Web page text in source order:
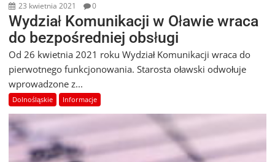
23 kwietnia 2021 0
Wydział Komunikacji w Oławie wraca
do bezpośredniej obsługi
Od 26 kwietnia 2021 roku Wydział Komunikacji wraca do
pierwotnego funkcjonowania. Starosta oławski odwołuje
wprowadzone z...
Dolnośląskie Informacje